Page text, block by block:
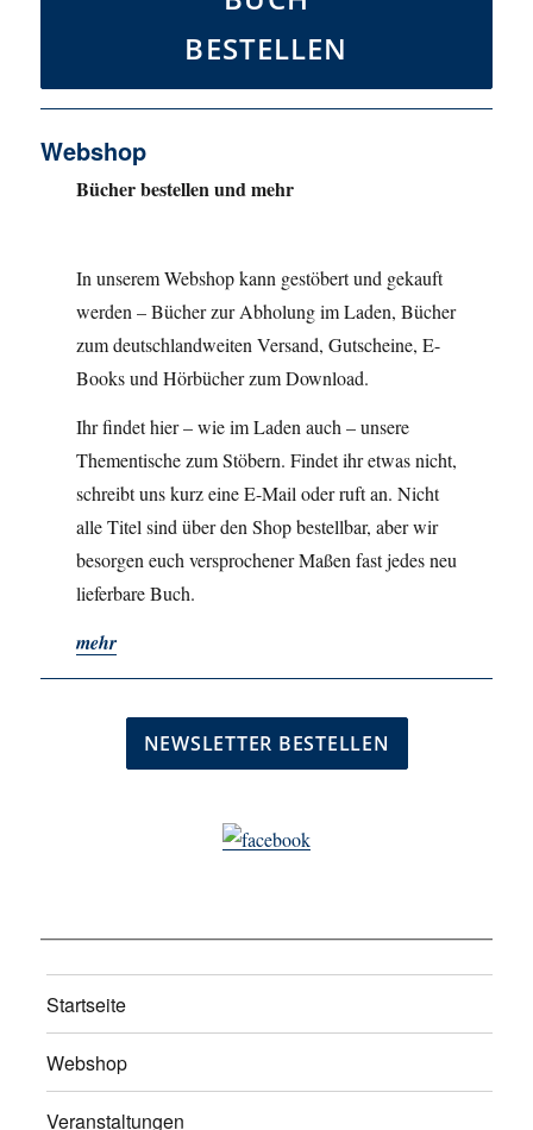
BESTELLEN
Webshop
Bücher bestellen und mehr
In unserem Webshop kann gestöbert und gekauft
werden – Bücher zur Abholung im Laden, Bücher
zum deutschlandweiten Versand, Gutscheine, E-
Books und Hörbücher zum Download.
Ihr findet hier – wie im Laden auch – unsere
Thementische zum Stöbern. Findet ihr etwas nicht,
schreibt uns kurz eine E-Mail oder ruft an. Nicht
alle Titel sind über den Shop bestellbar, aber wir
besorgen euch versprochener Maßen fast jedes neu
lieferbare Buch.
mehr
Startseite
Webshop
Veranstaltungen